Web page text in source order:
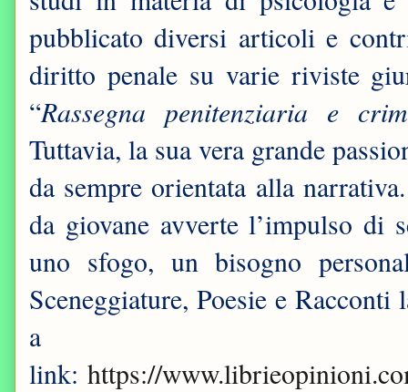
pubblicato diversi articoli e
diritto penale su varie riviste
“Rassegna penitenziaria e
Tuttavia, la sua vera grande
da sempre orientata alla
da giovane avverte l’impulso di
uno sfogo, un bisogno
Sceneggiature, Poesie e
a
link: https://